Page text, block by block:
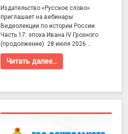
Издательство «Русское слово»
приглашает на вебинары
Видеолекции по истории России.
Часть 17: эпоха Ивана IV Грозного
(продолжение) 28 июля 2026 …
Читать далее…